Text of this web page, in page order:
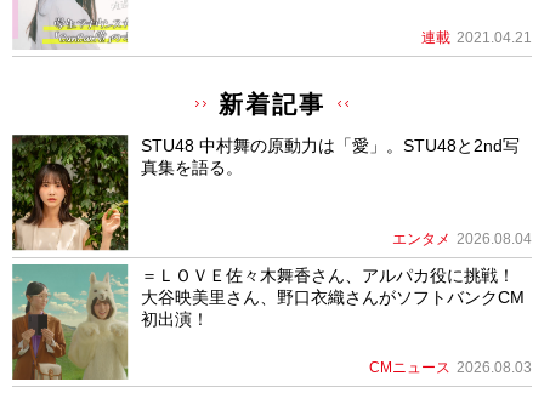
連載 2021.04.21
新着記事
STU48 中村舞の原動力は「愛」。STU48と2nd写
真集を語る。
エンタメ 2026.08.04
＝ＬＯＶＥ佐々木舞香さん、アルパカ役に挑戦！
大谷映美里さん、野口衣織さんがソフトバンクCM
初出演！
CMニュース 2026.08.03